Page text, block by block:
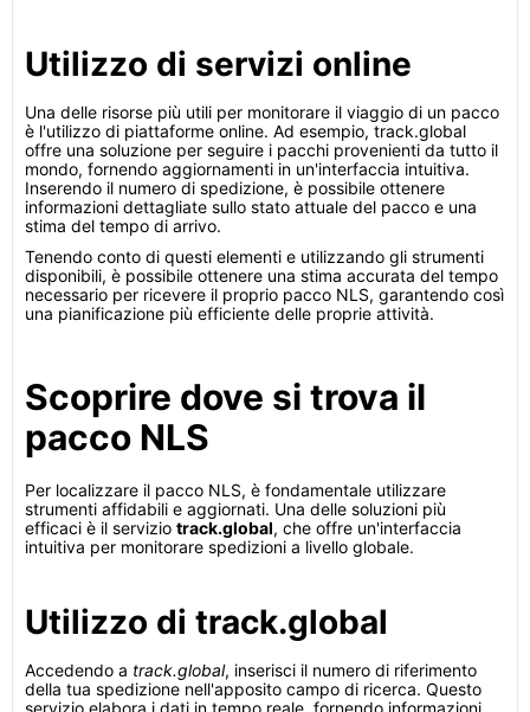
Utilizzo di servizi online
Una delle risorse più utili per monitorare il viaggio di un pacco
è l'utilizzo di piattaforme online. Ad esempio, track.global
offre una soluzione per seguire i pacchi provenienti da tutto il
mondo, fornendo aggiornamenti in un'interfaccia intuitiva.
Inserendo il numero di spedizione, è possibile ottenere
informazioni dettagliate sullo stato attuale del pacco e una
stima del tempo di arrivo.
Tenendo conto di questi elementi e utilizzando gli strumenti
disponibili, è possibile ottenere una stima accurata del tempo
necessario per ricevere il proprio pacco NLS, garantendo così
una pianificazione più efficiente delle proprie attività.
Scoprire dove si trova il
pacco NLS
Per localizzare il pacco NLS, è fondamentale utilizzare
strumenti affidabili e aggiornati. Una delle soluzioni più
efficaci è il servizio track.global, che offre un'interfaccia
intuitiva per monitorare spedizioni a livello globale.
Utilizzo di track.global
Accedendo a track.global, inserisci il numero di riferimento
della tua spedizione nell'apposito campo di ricerca. Questo
servizio elabora i dati in tempo reale, fornendo informazioni